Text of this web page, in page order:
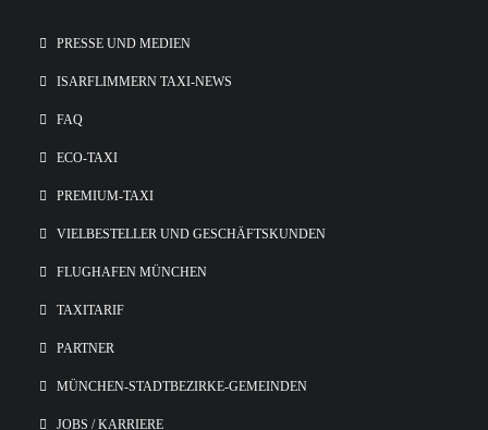
PRESSE UND MEDIEN
ISARFLIMMERN TAXI-NEWS
FAQ
ECO-TAXI
PREMIUM-TAXI
VIELBESTELLER UND GESCHÄFTSKUNDEN
FLUGHAFEN MÜNCHEN
TAXITARIF
PARTNER
MÜNCHEN-STADTBEZIRKE-GEMEINDEN
JOBS / KARRIERE